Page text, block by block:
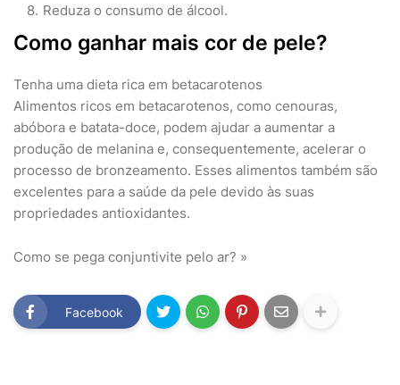
Reduza o consumo de álcool.
Como ganhar mais cor de pele?
Tenha uma dieta rica em betacarotenos
Alimentos ricos em betacarotenos, como cenouras,
abóbora e batata-doce, podem ajudar a aumentar a
produção de melanina e, consequentemente, acelerar o
processo de bronzeamento. Esses alimentos também são
excelentes para a saúde da pele devido às suas
propriedades antioxidantes.
Como se pega conjuntivite pelo ar? »
Facebook